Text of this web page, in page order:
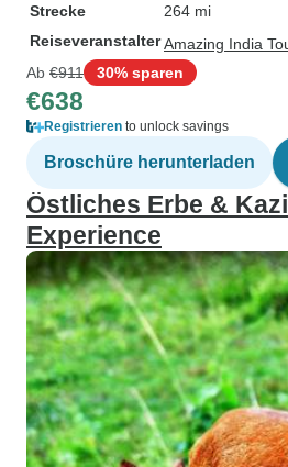
Strecke
264 mi
ReiseveranstalterAmazing India
Ab €911 30% sparen
€638
Registrieren to unlock savings
Broschüre herunterladen
Östliches Erbe &
Experience